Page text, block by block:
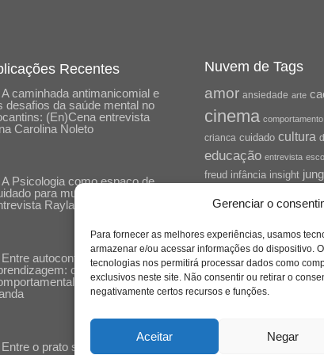
Gerenciar o
Para fornecer as melhores experiências, usamos
armazenar e/ou acessar informações do dispositivo.
tecnologias nos permitirá processar dados como
exclusivos neste site. Não consentir ou retirar o
negativamente certos recursos e funções.
Aceitar Negar
Recentes
A caminhada antimanicomial e
desafios da saúde mental no
(En)Cena entrevista
Carolina Noleto
A Psicologia como espaço de
para mulheres: (En)Cena
Rayla Soares
Entre autocontrole e
o desenvolvimento
em Kung Fu
Entre o prato saudável e o
Nuvem de Tags
amor ansiedade arte
cinema comportamento
crianca cuidado cultura
educação entrevista
freud infância insight jung
pandemia psicanálise
psicologia
saúdesaúde
sexualidade